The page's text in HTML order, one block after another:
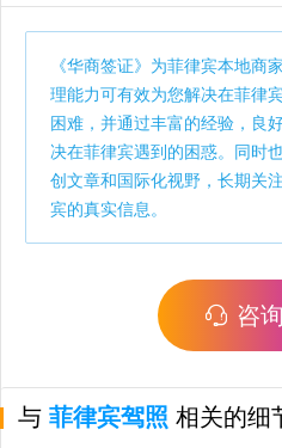
《华商签证》为菲律宾本地商
理能力可有效为您解决在菲律
困难，并通过丰富的经验，良
决在菲律宾遇到的困惑。同时
创文章和国际化视野，长期关
宾的真实信息。
咨
与 菲律宾驾照 相关的细